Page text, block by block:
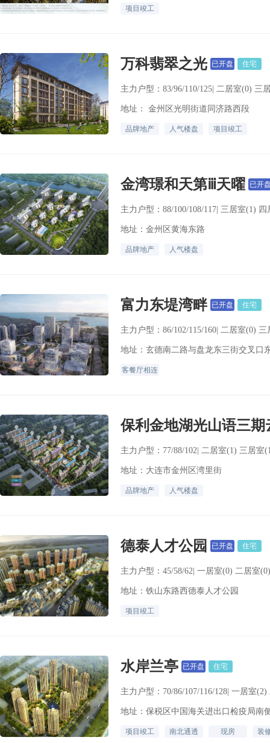
项目竣工
万科翡翠之光 已开盘 住宅
主力户型：83/96/110/125| 二居室(0) 三
地址： 金州区光明街道同济路西段
品牌地产 人气楼盘 项目竣工
金湾璟和天第ⅲ天曜 已开
主力户型：88/100/108/117| 三居室(1) 四
地址：金州区黄海东路
品牌地产 人气楼盘
富力东堤湾畔 已开盘 住宅
主力户型：86/102/115/160| 二居室(0)
地址：玄德南二路与盘龙东三街交叉口
客餐厅相连
保利金地湖光山语三期
主力户型：77/88/102| 二居室(1) 三居室
地址：大连市金州区湾里街
品牌地产 人气楼盘
德泰人才公园 已开盘 住宅
主力户型：45/58/62| 一居室(0) 二居室
地址：铁山东路西德泰人才公园
项目竣工
水岸兰亭 已开盘 住宅
主力户型：70/86/107/116/128| 一居室
地址：保税区中国海关进出口检疫局南
项目竣工 南北通透 现房 装